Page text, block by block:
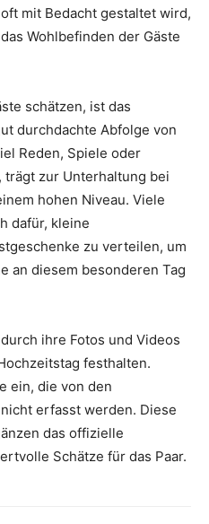
mit Bedacht gestaltet wird,
Wohlbefinden der Gäste
schätzen, ist das
durchdachte Abfolge von
Reden, Spiele oder
zur Unterhaltung bei
hohen Niveau. Viele
dafür, kleine
zu verteilen, um
an diesem besonderen Tag
ihre Fotos und Videos
festhalten.
ein, die von den
erfasst werden. Diese
das offizielle
Schätze für das Paar.